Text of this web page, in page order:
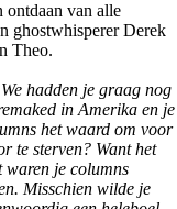
ontdaan van alle
ghostwhisperer Derek
Theo.
hadden je graag nog
in Amerika en je
het waard om voor
te sterven? Want het
je columns
Misschien wilde je